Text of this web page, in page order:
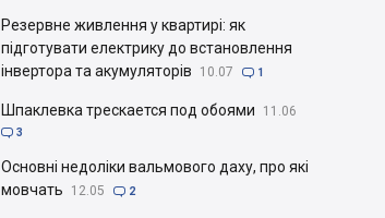
Резервне живлення у квартирі: як
підготувати електрику до встановлення
інвертора та акумуляторів
10.07  1
Шпаклевка трескается под обоями 11.06
 3
Основні недоліки вальмового даху, про які
мовчать
12.05  2